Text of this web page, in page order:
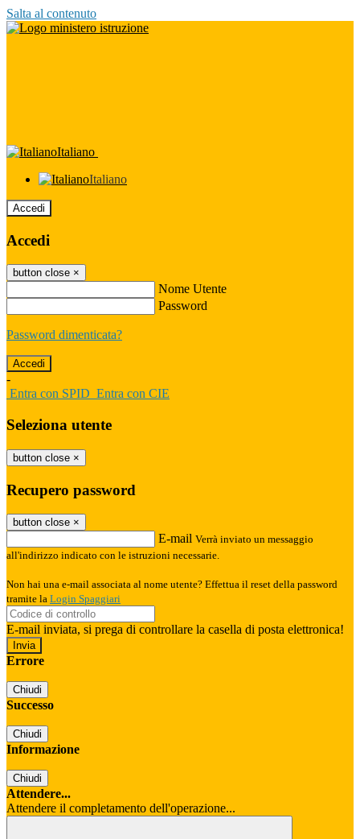
Salta al contenuto
Italiano
Italiano
Accedi
Accedi
button close ×
Nome Utente
Password
Password dimenticata?
-
Entra con SPID Entra con CIE
Seleziona utente
button close ×
Recupero password
button close ×
E-mail Verrà inviato un messaggio
all'indirizzo indicato con le istruzioni necessarie.
Non hai una e-mail associata al nome utente? Effettua il reset della password
tramite la Login Spaggiari
E-mail inviata, si prega di controllare la casella di posta elettronica!
Errore
Chiudi
Successo
Chiudi
Informazione
Chiudi
Attendere...
Attendere il completamento dell'operazione...